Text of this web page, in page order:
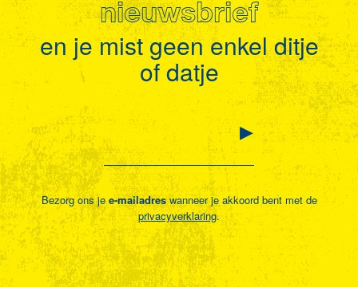
nieuwsbrief
en je mist geen enkel ditje
of datje
Bezorg ons je e-mailadreswanneer je akkoord bent met de
privacyverklaring.